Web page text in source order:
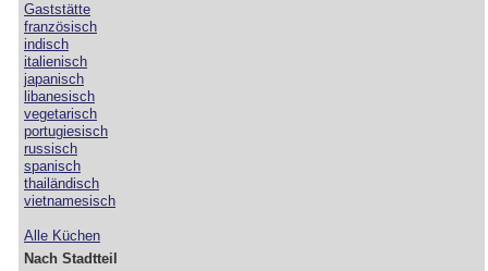
Gaststätte
französisch
indisch
italienisch
japanisch
libanesisch
vegetarisch
portugiesisch
russisch
spanisch
thailändisch
vietnamesisch
Alle Küchen
Nach Stadtteil